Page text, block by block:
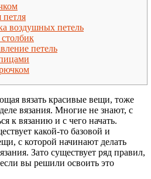
петля
воздушных петель
петель
вязать красивые вещи, тоже
вязания. Многие не знают, с
к вязанию и с чего начать.
какой-то базовой и
с которой начинают делать
Зато существует ряд правил,
вы решили освоить это